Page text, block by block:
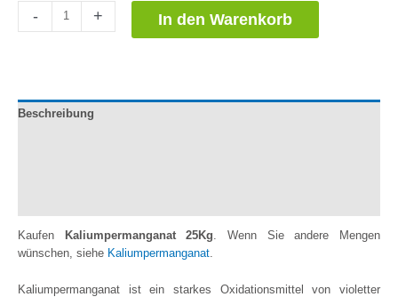
-
Permanganato
+ In den Warenkorb
Beschreibung
Kaufen Kaliumpermanganat 25Kg. Wenn Sie andere Mengen
wünschen, siehe Kaliumpermanganat.
Kaliumpermanganat ist ein starkes Oxidationsmittel von violetter